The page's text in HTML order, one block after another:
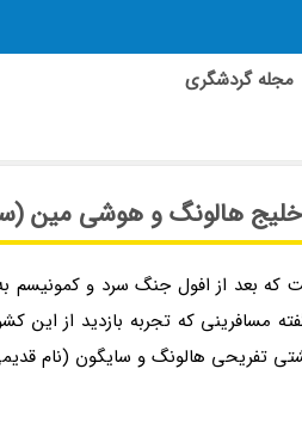
1404 | تور ویتنام نوروز 1405
که بعد از افول جنگ سرد و کمونیسم
که تجربه بازدید از این
کشتی تفریحی هالونگ و سایگون (نام
مجله گردشگری